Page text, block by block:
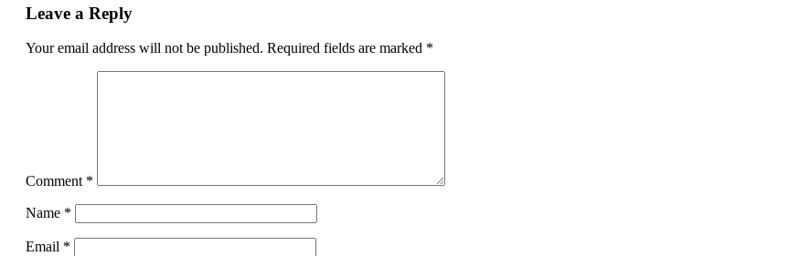
Leave a Reply
Your email address will not be published. Required fields are marked *
Comment *
Name *
Email *